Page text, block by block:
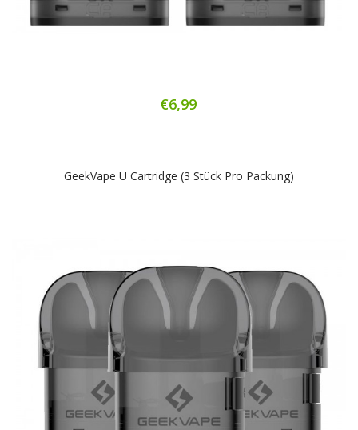
€6,99
GeekVape U Cartridge (3 Stück Pro Packung)